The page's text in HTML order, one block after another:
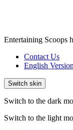
Entertaining Scoops
Contact Us
English Version
Switch skin
Switch to the dark
Switch to the light